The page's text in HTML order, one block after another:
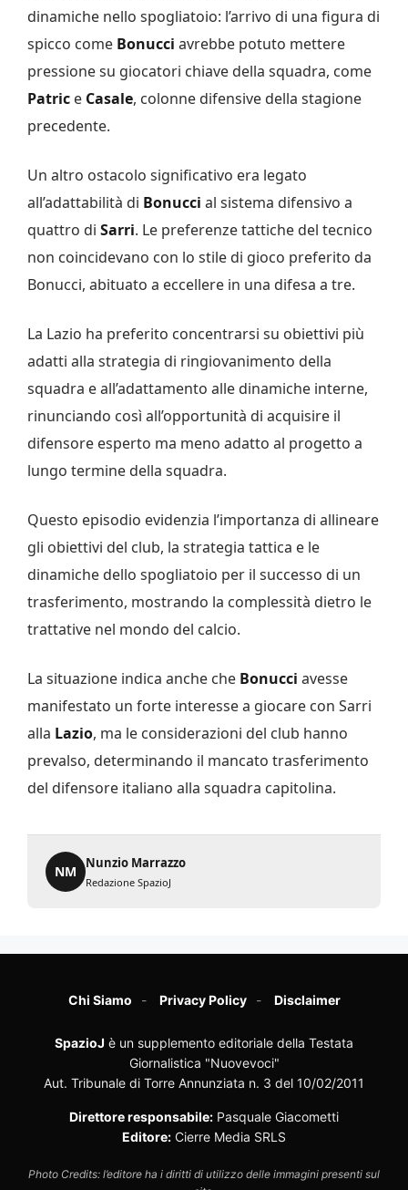
dinamiche nello spogliatoio: l’arrivo di una figura di
spicco come Bonucci avrebbe potuto mettere
pressione su giocatori chiave della squadra, come
Patric e Casale, colonne difensive della stagione
precedente.
Un altro ostacolo significativo era legato
all’adattabilità di Bonucci al sistema difensivo a
quattro di Sarri. Le preferenze tattiche del tecnico
non coincidevano con lo stile di gioco preferito da
Bonucci, abituato a eccellere in una difesa a tre.
La Lazio ha preferito concentrarsi su obiettivi più
adatti alla strategia di ringiovanimento della
squadra e all’adattamento alle dinamiche interne,
rinunciando così all’opportunità di acquisire il
difensore esperto ma meno adatto al progetto a
lungo termine della squadra.
Questo episodio evidenzia l’importanza di allineare
gli obiettivi del club, la strategia tattica e le
dinamiche dello spogliatoio per il successo di un
trasferimento, mostrando la complessità dietro le
trattative nel mondo del calcio.
La situazione indica anche che Bonucci avesse
manifestato un forte interesse a giocare con Sarri
alla Lazio, ma le considerazioni del club hanno
prevalso, determinando il mancato trasferimento
del difensore italiano alla squadra capitolina.
NM
Nunzio Marrazzo
Redazione SpazioJ
Chi Siamo Privacy Policy Disclaimer
SpazioJ è un supplemento editoriale della Testata
Giornalistica "Nuovevoci"
Aut. Tribunale di Torre Annunziata n. 3 del 10/02/2011
Direttore responsabile: Pasquale Giacometti
Editore: Cierre Media SRLS
Photo Credits: l’editore ha i diritti di utilizzo delle immagini presenti sul